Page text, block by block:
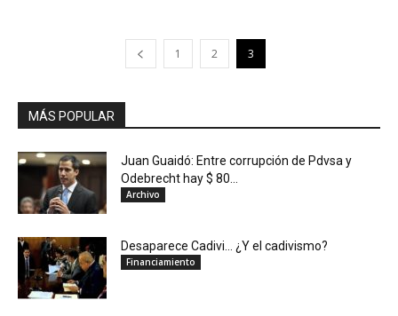
1 2 3
MÁS POPULAR
Juan Guaidó: Entre corrupción de Pdvsa y
Odebrecht hay $ 80...
Archivo
Desaparece Cadivi… ¿Y el cadivismo?
Financiamiento